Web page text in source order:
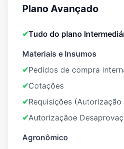
Plano Avançado
✔Tudo do plano
Materiais e Insumos
✔Pedidos de compra
✔Cotações
✔Requisições (Autorização
✔Autorizaçãoe
Agronômico